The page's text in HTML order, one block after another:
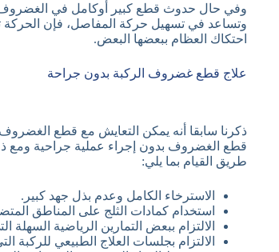
وفي حال حدوث قطع كبير أوكامل في
وتساعد في تسهيل حركة المفاصل، فإن الحركة
احتكاك العظام ببعضها البعض.
علاج قطع غضروف الركبة بدون جراحة
ذكرنا سابقا أنه يمكن التعايش مع قطع
قطع الغضروف بدون إجراء عملية جراحية ومع
طريق القيام بما يلي:
الاسترخاء الكامل وعدم بذل جهد كبير.
استخدام كمادات الثلج على المناطق
الالتزام ببعض التمارين الرياضية
الالتزام بجلسات العلاج الطبيعي للركبة